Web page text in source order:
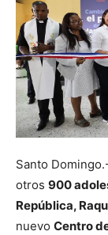
Santo
otros 900
República,
nuevo Centro